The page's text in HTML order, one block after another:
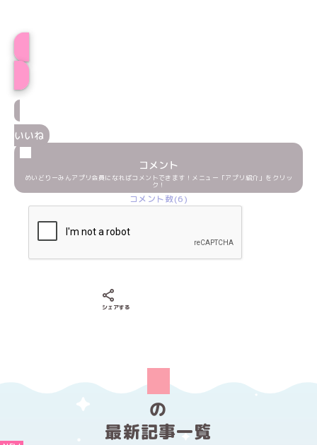
いいね
コメント
めいどりーみんアプリ会員になればコメントできます！メニュー「アプリ紹介」をクリッ
ク！
コメント数(6)
シェアする
の
最新記事一覧